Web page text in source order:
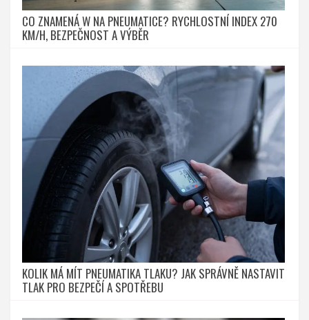
CO ZNAMENÁ W NA PNEUMATICE? RYCHLOSTNÍ INDEX 270
KM/H, BEZPEČNOST A VÝBĚR
KOLIK MÁ MÍT PNEUMATIKA TLAKU? JAK SPRÁVNĚ NASTAVIT
TLAK PRO BEZPEČÍ A SPOTŘEBU